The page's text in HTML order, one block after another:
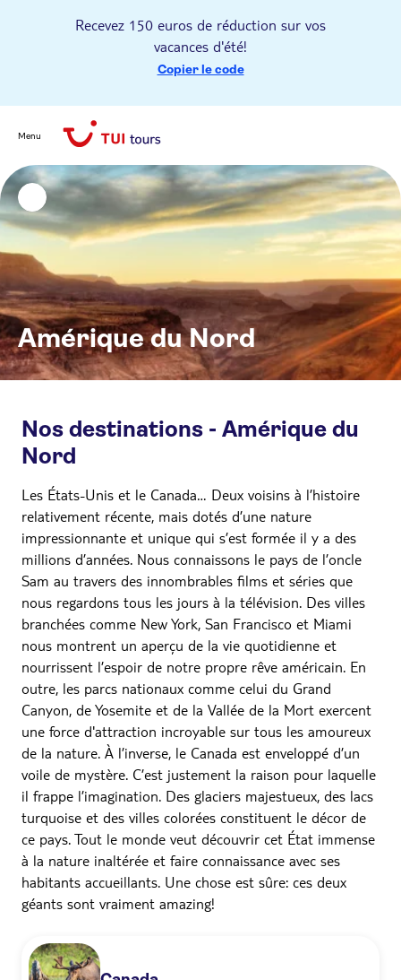
Recevez 150 euros de réduction sur vos
vacances d'été!
Copier le code
Menu
Amérique du Nord
Nos destinations - Amérique du
Nord
Les États-Unis et le Canada… Deux voisins à l’histoire
relativement récente, mais dotés d’une nature
impressionnante et unique qui s’est formée il y a des
millions d’années. Nous connaissons le pays de l’oncle
Sam au travers des innombrables films et séries que
nous regardons tous les jours à la télévision. Des villes
branchées comme New York, San Francisco et Miami
nous montrent un aperçu de la vie quotidienne et
nourrissent l’espoir de notre propre rêve américain. En
outre, les parcs nationaux comme celui du Grand
Canyon, de Yosemite et de la Vallée de la Mort exercent
une force d'attraction incroyable sur tous les amoureux
de la nature. À l’inverse, le Canada est enveloppé d’un
voile de mystère. C’est justement la raison pour laquelle
il frappe l’imagination. Des glaciers majestueux, des lacs
turquoise et des villes colorées constituent le décor de
ce pays. Tout le monde veut découvrir cet État immense
à la nature inaltérée et faire connaissance avec ses
habitants accueillants. Une chose est sûre: ces deux
géants sont vraiment amazing!